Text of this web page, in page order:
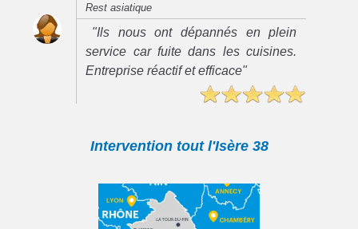
Rest asiatique
"Ils nous ont dépannés en plein
service car fuite dans les cuisines.
Entreprise réactif et efficace"
Intervention tout l'Isère 38